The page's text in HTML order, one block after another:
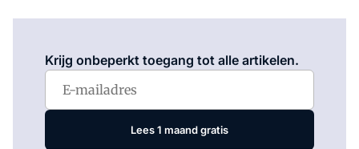
Krijg onbeperkt toegang tot alle artikelen.
Lees 1 maand gratis